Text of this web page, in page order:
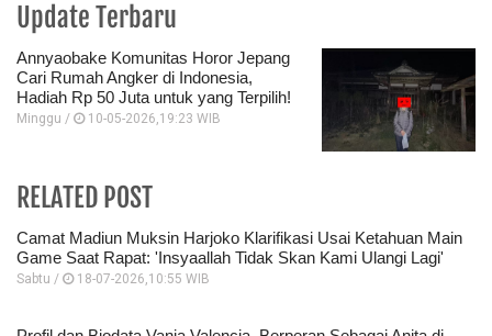
Update Terbaru
Annyaobake Komunitas Horor Jepang
Cari Rumah Angker di Indonesia,
Hadiah Rp 50 Juta untuk yang Terpilih!
Minggu / 10-05-2026,19:23 WIB
RELATED POST
Camat Madiun Muksin Harjoko Klarifikasi Usai Ketahuan Main
Game Saat Rapat: 'Insyaallah Tidak Skan Kami Ulangi Lagi'
Sabtu / 18-07-2026,10:55 WIB